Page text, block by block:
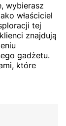
wybierasz
właściciel
tej
znajdują
gadżetu.
które